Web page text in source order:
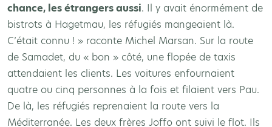
chance, les étrangers aussi. Il y avait énormément de
bistrots à Hagetmau, les réfugiés mangeaient là.
C’était connu ! » raconte Michel Marsan. Sur la route
de Samadet, du « bon » côté, une flopée de taxis
attendaient les clients. Les voitures enfournaient
quatre ou cinq personnes à la fois et filaient vers Pau.
De là, les réfugiés reprenaient la route vers la
Méditerranée. Les deux frères Joffo ont suivi le flot. Ils